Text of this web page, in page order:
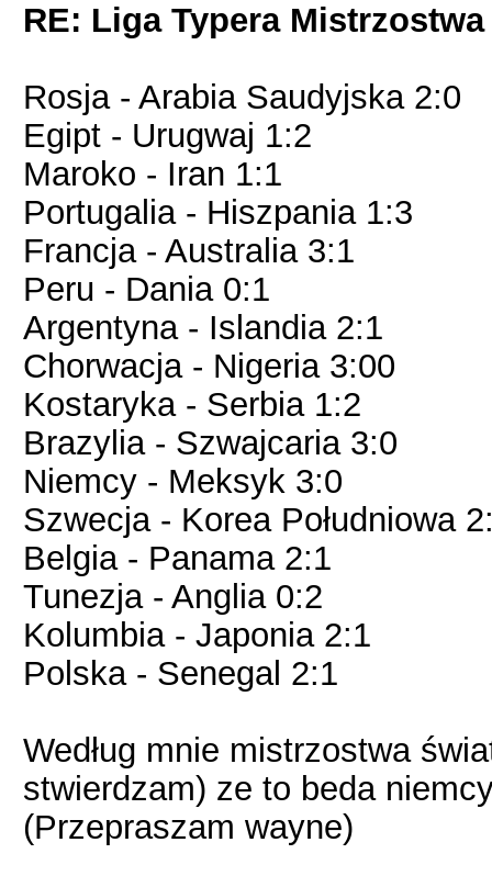
RE: Liga Typera Mistrzostwa
Rosja - Arabia Saudyjska 2:0
Egipt - Urugwaj 1:2
Maroko - Iran 1:1
Portugalia - Hiszpania 1:3
Francja - Australia 3:1
Peru - Dania 0:1
Argentyna - Islandia 2:1
Chorwacja - Nigeria 3:00
Kostaryka - Serbia 1:2
Brazylia - Szwajcaria 3:0
Niemcy - Meksyk 3:0
Szwecja - Korea Południowa
Belgia - Panama 2:1
Tunezja - Anglia 0:2
Kolumbia - Japonia 2:1
Polska - Senegal 2:1
Według mnie mistrzostwa
stwierdzam) ze to beda
(Przepraszam wayne)